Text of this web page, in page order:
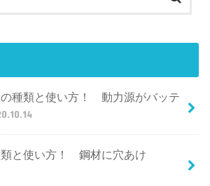
種類と使い方！ 動力源がバッテ
と使い方！ 鋼材に穴あけ